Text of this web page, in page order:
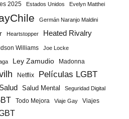
2025 Estados Unidos Evelyn Matthei
Germán Naranjo Maldini
Heartstopper Heated Rivalry
Williams Joe Locke
Ley Zamudio Madonna
Netflix Películas LGBT
Salud Salud Mental Seguridad Digital
Todo Mejora Viaje Gay
Viajes